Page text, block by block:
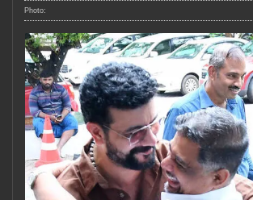
KERALA
LOCAL
OBITUARY
NEWS 360
CASE DIARY
Photo: